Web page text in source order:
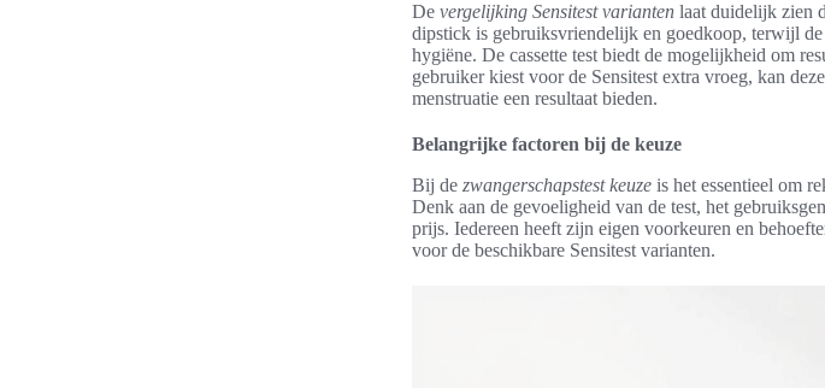
De vergelijking Sensitest varianten laat duidelijk zien
dipstick is gebruiksvriendelijk en goedkoop, terwijl
hygiëne. De cassette test biedt de mogelijkheid om
gebruiker kiest voor de Sensitest extra vroeg, kan
menstruatie een resultaat bieden.
Belangrijke factoren bij de keuze
Bij de zwangerschapstest keuze is het essentieel om
Denk aan de gevoeligheid van de test, het
prijs. Iedereen heeft zijn eigen voorkeuren en
voor de beschikbare Sensitest varianten.